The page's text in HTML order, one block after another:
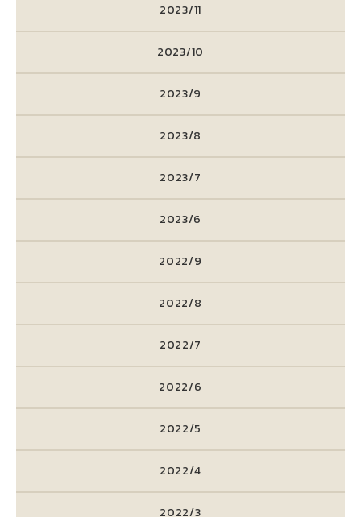
2023/11
2023/10
2023/9
2023/8
2023/7
2023/6
2022/9
2022/8
2022/7
2022/6
2022/5
2022/4
2022/3